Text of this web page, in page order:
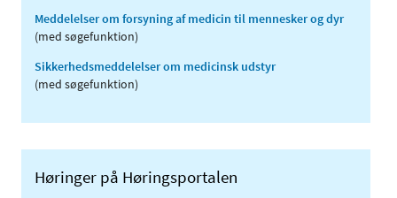
Meddelelser om forsyning af medicin til mennesker og dyr
(med søgefunktion)
Sikkerhedsmeddelelser om medicinsk udstyr
(med søgefunktion)
Høringer på Høringsportalen